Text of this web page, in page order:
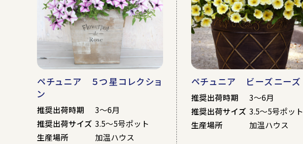
ペチュニア ５つ星コレクショ
ン
推奨出荷時期
3～6月
推奨出荷サイズ 3.5～5号ポット
生産場所
加温ハウス
ペチュニア ビーズニーズ
推奨出荷時期
3～6月
推奨出荷サイズ 3.5～5号ポット
生産場所
加温ハウス